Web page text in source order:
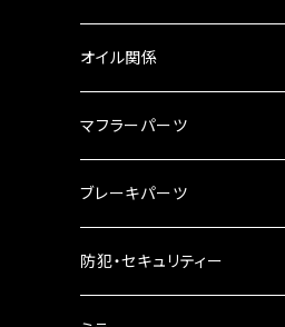
リアBOX
ハードケース
タンクキャップ
タンクシール
ケミカル
オイル関係
4スト用エンジンオイル
2スト用エンジンオイル
ギアオイル
マフラーパーツ
マフラーガード
バンテージタイプ
ブレーキパーツ
ブレーキシュー
防犯・セキュリティー